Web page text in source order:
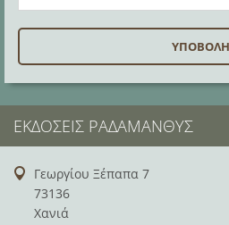
ΕΚΔΌΣΕΙΣ ΡΑΔΆΜΑΝΘΥΣ
Γεωργίου Ξέπαπα 7
73136
Χανιά